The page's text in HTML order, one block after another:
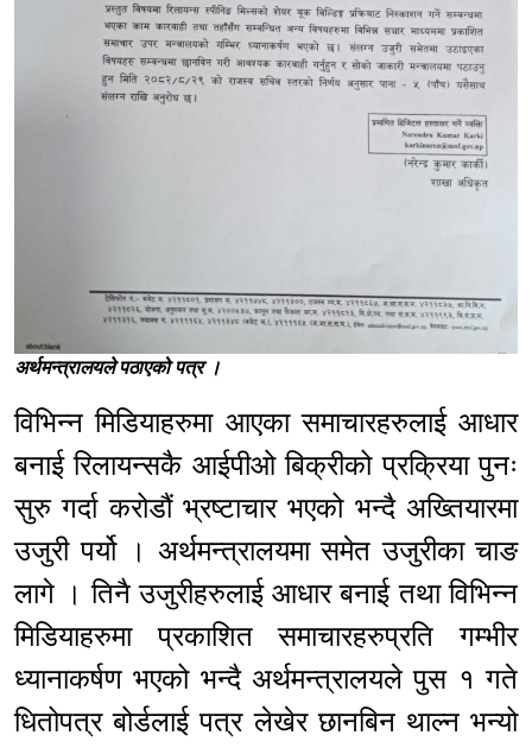
अर्थमन्त्रालयले पठाएको पत्र ।
विभिन्न मिडियाहरुमा आएका समाचारहरुलाई आधार
बनाई रिलायन्सकै आईपीओ बिक्रीको प्रक्रिया पुनः
सुरु गर्दा करोडौं भ्रष्टाचार भएको भन्दै अख्तियारमा
उजुरी पर्यो । अर्थमन्त्रालयमा समेत उजुरीका चाङ
लागे । तिनै उजुरीहरुलाई आधार बनाई तथा विभिन्न
मिडियाहरुमा प्रकाशित समाचारहरुप्रति गम्भीर
ध्यानाकर्षण भएको भन्दै अर्थमन्त्रालयले पुस १ गते
धितोपत्र बोर्डलाई पत्र लेखेर छानबिन थाल्न भन्यो